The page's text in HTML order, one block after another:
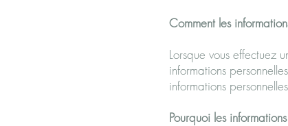
Comment les
Lorsque vous effectuez
informations
informations
Pourquoi les